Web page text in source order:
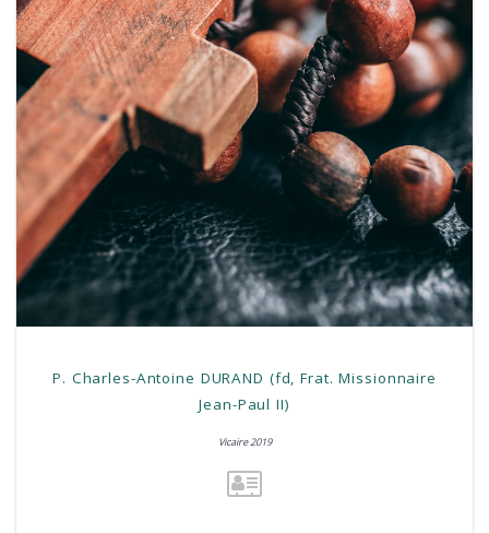
P. Charles-Antoine DURAND (fd, Frat. Missionnaire
Jean-Paul II)
Vicaire 2019